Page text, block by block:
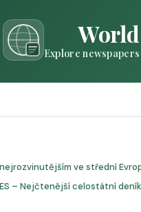
Explore
ve střední
– Nejčtenější celostátní deník